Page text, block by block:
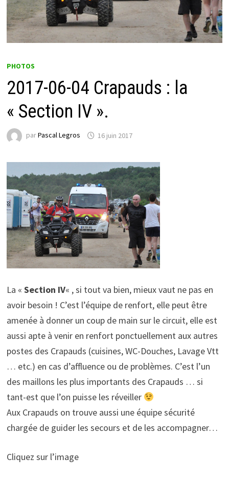
PHOTOS
2017-06-04 Crapauds : la
« Section IV ».
parPascal Legros 16 juin 2017
La « Section IV« , si tout va bien, mieux vaut ne pas en
avoir besoin ! C’est l’équipe de renfort, elle peut être
amenée à donner un coup de main sur le circuit, elle est
aussi apte à venir en renfort ponctuellement aux autres
postes des Crapauds (cuisines, WC-Douches, Lavage Vtt
… etc.) en cas d’affluence ou de problèmes. C’est l’un
des maillons les plus importants des Crapauds … si
tant-est que l’on puisse les réveiller
Aux Crapauds on trouve aussi une équipe sécurité
chargée de guider les secours et de les accompagner…
Cliquez sur l’image